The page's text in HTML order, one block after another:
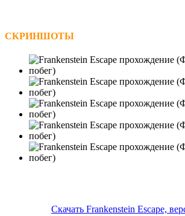
СКРИНШОТЫ
Скачать Frankenstein Escape,